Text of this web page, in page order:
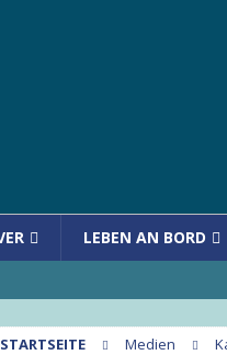
LEBEN AN BORD
STARTSEITE Medien